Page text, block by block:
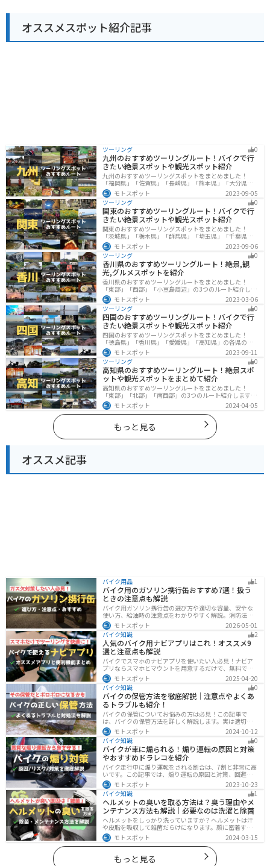
た、地元のボランティアガイドによる案内なども行われ
品です。ライダーの方には、ボリューム満点のメニュー
がおすすめです。 周辺には、あけぼの山農業公園や首都
圏外郭放水路など、観光スポットも充実しています。あ
オススメスポット紹介記事
ツーリング 0
九州のおすすめツーリングルート！バイクで行
きたい絶景スポットや観光スポット紹介
九州のおすすめツーリングスポットをまとめました！
「福岡県」「佐賀県」「長崎県」「熊本県」「大分県」
「宮崎都」「鹿児島県」の各県の観光地紹介します。自
然豊かな山々や湖、温泉地が点在し、四季折々の景色を
楽しめるスポットが多数あります。バイクで九州にツー
リングに行く際は参考にしてください。
モトスポット
2023-09-05
ツーリング
0
関東のおすすめツーリングルート！バイクで行
きたい絶景スポットや観光スポット紹介
関東のおすすめツーリングスポットをまとめました！
「茨城県」「栃木県」「群馬県」「埼玉県」「千葉県」
「東京都」「神奈川県」の各県の観光地紹介します。自
然豊かな山々や湖、温泉地が点在し、四季折々の景色を
楽しめるスポットが多数あります。バイクで関東にツー
リングに行く際は参考にしてください。
モトスポット
2023-09-06
ツーリング
0
香川県のおすすめツーリングルート！絶景,観
光,グルメスポットを紹介
香川県のおすすめツーリングルートをまとめました！
「東部」「西部」「小豆島周辺」の3つのルート紹介しま
す。自然豊かな山から海、絶品グルメを満喫するツーリ
ングができます。バイクで香川県にツーリングに行く際
は参考にしてください。
モトスポット
2023-03-06
ツーリング
0
四国のおすすめツーリングルート！バイクで行
きたい絶景スポットや観光スポット紹介
四国のおすすめツーリングスポットをまとめました！
「徳島県」「香川県」「愛媛県」「高知県」の各県の観
光地紹介します。自然豊かな山々や湖、温泉地が点在
し、四季折々の景色を楽しめるスポットが多数ありま
す。バイクで四国にツーリングに行く際は参考にしてく
ださい。
モトスポット
2023-09-11
ツーリング
0
高知県のおすすめツーリングルート！絶景スポ
ットや観光スポットをまとめて紹介
高知県のおすすめツーリングルートをまとめました！
「東部」「北部」「南西部」の3つのルート紹介します。
山と海どちらも楽しめるスポットが多数あり、様々な楽
しみ方ができます。バイクで高知県にツーリングに行く
際は参考にしてください。
モトスポット 2024-04-05
もっと見る
オススメ記事
バイク用品 1
バイク用のガソリン携行缶おすすめ7選！扱う
ときの注意点も解説
バイク用ガソリン携行缶の選び方や適切な容量、安全な
使い方、給油時の注意点をわかりやすく解説。消防法適
合品の見分け方や保管・圧力調整のコツ、スタンドでの
給油ルールまで網羅し、ツーリング時のガス欠対策をサ
ポート。SOTOやKIJIMAなどおすすめ携行缶も紹介しま
す。
モトスポット
2026-05-01
バイク知識
2
人気のバイク用ナビアプリはこれ！オススメ9
選と注意点も解説
バイクでスマホのナビアプリを使いたい人必見！ナビア
プリならスマホとマウントを用意するだけで、無料です
ぐにナビが利用できます。インカムがあれば音声案内も
聞けるので運転に集中したまま簡単にルートの把握がで
きます。慣れない土地やツーリングなどで活躍すること
間違いなしのオススメナビアプリを紹介します。
モトスポット
2025-04-20
バイク知識
0
バイクの保管方法を徹底解説｜注意点やよくあ
るトラブルも紹介！
バイクの保管についてお悩みの方は必見！この記事で
は、バイクの保管方法を詳しく解説します。実は適切に
保管しなければ、バイクの状態を悪化させる恐れがあり
ます。記事を参考にすれば、バイクを状態良く長持ちさ
せることが可能です。
モトスポット
2024-10-12
バイク知識
0
バイクが車に煽られる！煽り運転の原因と対策
やおすすめドラレコを紹介
バイク走行中に煽り運転をされる割合は、7割と非常に高
いです。この記事では、煽り運転の原因と対策、回避方
法について解説します。抑止力の高いオススメのドライ
ブレコーダーも紹介しますので、煽り運転対策をしたい
人はぜひ参考にしてください。
モトスポット
2023-10-23
バイク知識
1
ヘルメットの臭いを取る方法は？臭う理由やメ
ンテナンス方法も解説｜必要なのは洗濯と除菌
ヘルメットをしっかり洗っていますか？ヘルメットは汗
や皮脂を吸収して雑菌だらけになります。顔に密着する
物なのでしっかりと除菌・消臭をする必要があります。
この記事では、ヘルメットをまるっと綺麗にする方法を
まとめました。まだメンテナンスをしたことがないとい
う人はぜひ参考にしてください。
モトスポット 2024-03-15
もっと見る